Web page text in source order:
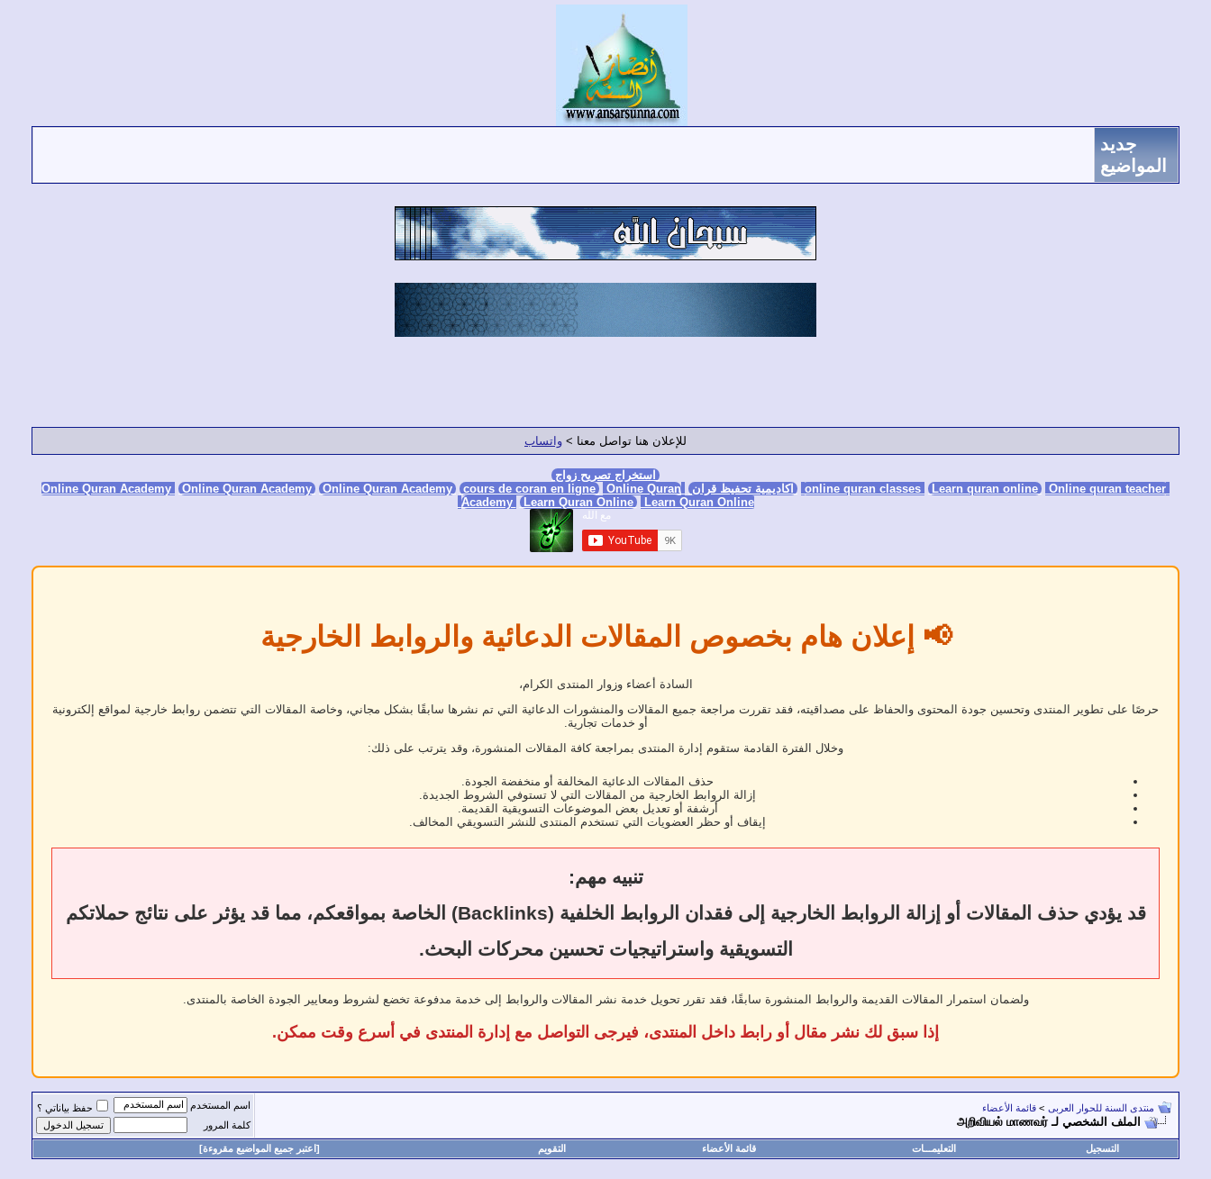
جديد
المواضيع
للإعلان هنا تواصل معنا > واتساب
استخراج تصريح زواج
Learn quran online Online quran teacher اكاديمية تحفيظ قران Online Quran Academy Online Quran Academy cours de coran en ligne Online Quran
Academy Learn Quran Online Learn Quran Online
📢 إعلان هام بخصوص المقالات الدعائية والروابط الخارجية
السادة أعضاء وزوار المنتدى الكرام،
حرصًا على تطوير المنتدى وتحسين جودة المحتوى والحفاظ على مصداقيته، فقد تقررت مراجعة جميع المقالات والمنشورات الدعائية التي تم نشرها سابقًا بشكل مجاني، وخاصة المقالات التي تتضمن روابط خارجية لمواقع إلكترونية
أو خدمات تجارية.
وخلال الفترة القادمة ستقوم إدارة المنتدى بمراجعة كافة المقالات المنشورة، وقد يترتب على ذلك:
حذف المقالات الدعائية المخالفة أو منخفضة الجودة.
إزالة الروابط الخارجية من المقالات التي لا تستوفي الشروط الجديدة.
أرشفة أو تعديل بعض الموضوعات التسويقية القديمة.
إيقاف أو حظر العضويات التي تستخدم المنتدى للنشر التسويقي المخالف.
تنبيه مهم:
قد يؤدي حذف المقالات أو إزالة الروابط الخارجية إلى فقدان الروابط الخلفية (Backlinks) الخاصة بمواقعكم، مما قد يؤثر على نتائج حملاتكم
التسويقية واستراتيجيات تحسين محركات البحث.
ولضمان استمرار المقالات القديمة والروابط المنشورة سابقًا، فقد تقرر تحويل خدمة نشر المقالات والروابط إلى خدمة مدفوعة تخضع لشروط ومعايير الجودة الخاصة بالمنتدى.
إذا سبق لك نشر مقال أو رابط داخل المنتدى، فيرجى التواصل مع إدارة المنتدى في أسرع وقت ممكن.
منتدى السنة للحوار العربى > قائمة الأعضاء
الملف الشخصي لـ அறிவியல் மாணவர்
اسم المستخدم
حفظ بياناتي ؟
كلمة المرور
التسجيل التعليمـــات قائمة الأعضاء التقويم [اعتبر جميع المواضيع مقروءة]